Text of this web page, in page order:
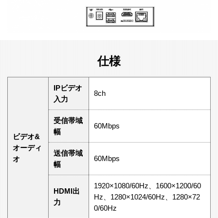
仕様
ビデオ&
オーディ
オ
IPビデオ
入力
8ch
受信帯域
幅
60Mbps
送信帯域
幅
60Mbps
HDMI出
力
1920×1080/60Hz、1600×1200/60
Hz、1280×1024/60Hz、1280×72
0/60Hz